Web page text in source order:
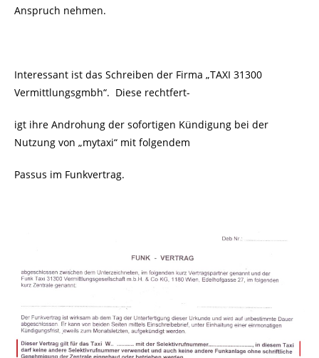
Anspruch nehmen.
Interessant ist das Schreiben der Firma „TAXI 31300
Vermittlungsgmbh“. Diese rechtfert-
igt ihre Androhung der sofortigen Kündigung bei der
Nutzung von „mytaxi“ mit folgendem
Passus im Funkvertrag.